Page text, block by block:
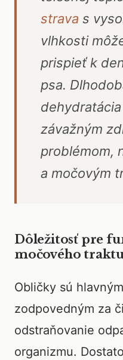
strava s
vlhkosti
prispieť k
psa.
závažným
problémom,
a močovým
Dôležitosť pre
močového
Obličky sú
zodpovedným za
odstraňovanie
organizmu.